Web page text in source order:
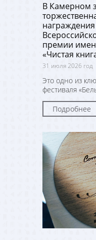
В Камерном
премии
«Чистая
31 июля 2026 год
Это одно из
фестиваля
Подробнее